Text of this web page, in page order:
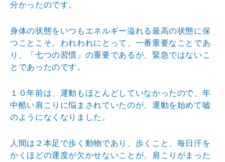
分かったのです。
身体の状態をいつもエネルギー溢れる最高の状態に保
つこ とこそ、われわれにとって、一番重要なことであ
り、「七つの習慣」の重要であるが、緊急ではないこ
とであったのです。
１０年前は、運動もほとんどしていなかったので、年
中酷い肩こりに悩まされていたのが、運動を始めて嘘
のように なくなりました。
人間は２本足で歩く動物であり、歩くこと、毎日汗を
かく ほどの運度が欠かせないことが、肩こりがまった